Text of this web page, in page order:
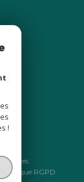
Politique RGPD
!